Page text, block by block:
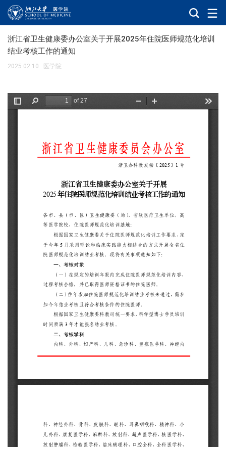
浙江省卫生健康委办公室关于开展2025年住院医师规范化培训
结业考核工作的通知
2025.02.10 · 医学院